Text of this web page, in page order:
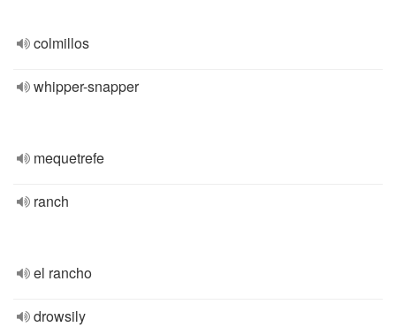
colmillos
whipper-snapper
mequetrefe
ranch
el rancho
drowsily